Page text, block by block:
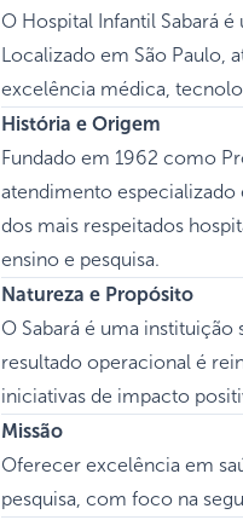
O Hospital Infantil Sabará
Localizado em São Paulo,
excelência médica,
História e Origem
Fundado em 1962 como
atendimento
dos mais respeitados
ensino e pesquisa.
Natureza e Propósito
O Sabará é uma
resultado operacional é
iniciativas de impacto
Missão
Oferecer excelência em
pesquisa, com foco na